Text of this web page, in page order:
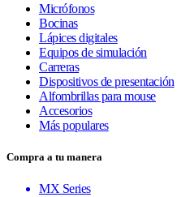
Micrófonos
Bocinas
Lápices digitales
Equipos de simulación
Carreras
Dispositivos de presentación
Alfombrillas para mouse
Accesorios
Más populares
Compra a tu manera
MX Series